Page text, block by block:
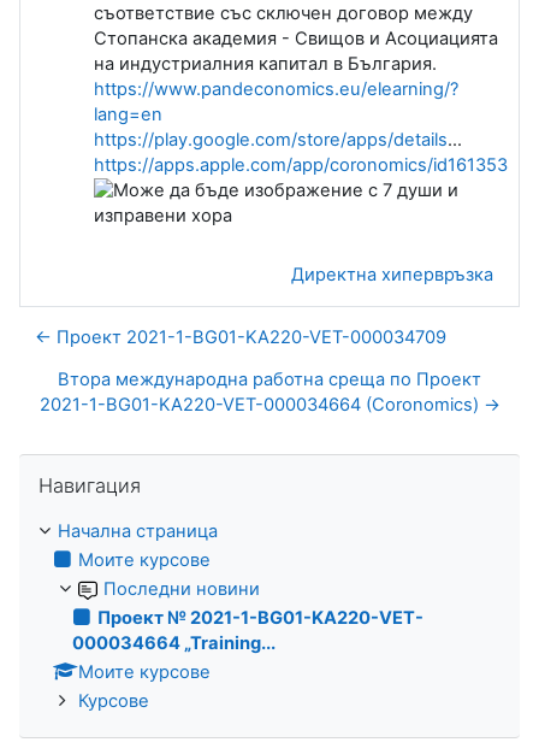
съответствие със сключен договор между
Стопанска академия - Свищов и Асоциацията
на индустриалния капитал в България.
https://www.pandeconomics.eu/elearning/?
lang=en
https://play.google.com/store/apps/details…
https://apps.apple.com/app/coronomics/
Директна хипервръзка
← Проект 2021-1-BG01-KA220-VET-000034709
Втора международна работна среща по Проект
2021-1-BG01-KA220-VET-000034664 (Coronomics) →
Навигация
Начална страница
Моите курсове
Последни новини
Проект № 2021-1-BG01-KA220-VET-
000034664 „Training...
Моите курсове
Курсове